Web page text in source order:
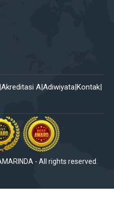
Akreditasi A Adiwiyata Kontak
- All rights reserved.